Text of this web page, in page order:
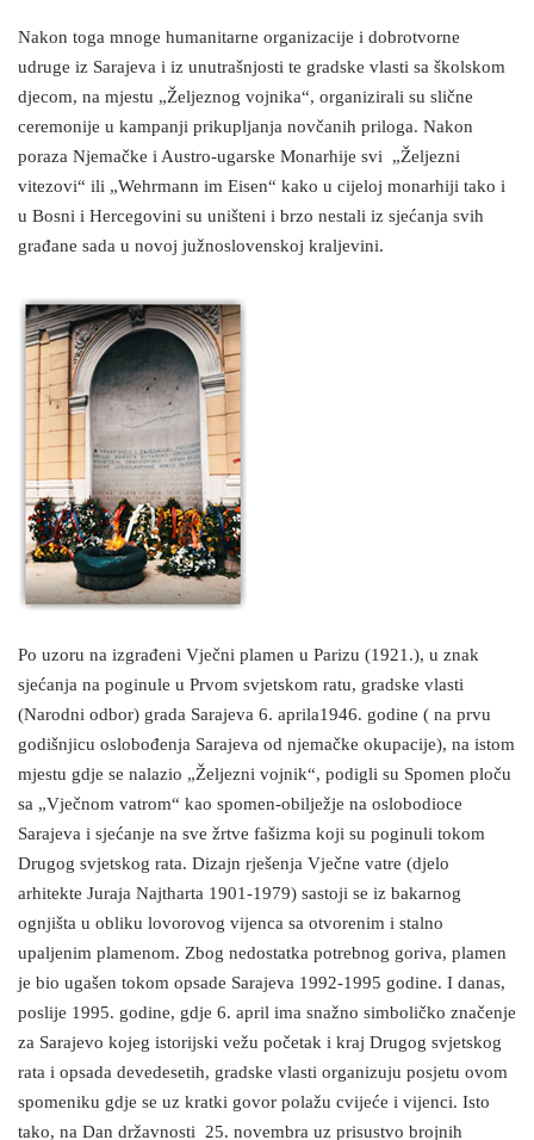
Nakon toga mnoge humanitarne organizacije i dobrotvorne
udruge iz Sarajeva i iz unutrašnjosti te gradske vlasti sa školskom
djecom, na mjestu „Željeznog vojnika“, organizirali su slične
ceremonije u kampanji prikupljanja novčanih priloga. Nakon
poraza Njemačke i Austro-ugarske Monarhije svi „Željezni
vitezovi“ ili „Wehrmann im Eisen“ kako u cijeloj monarhiji tako i
u Bosni i Hercegovini su uništeni i brzo nestali iz sjećanja svih
građane sada u novoj južnoslovenskoj kraljevini.
Po uzoru na izgrađeni Vječni plamen u Parizu (1921.), u znak
sjećanja na poginule u Prvom svjetskom ratu, gradske vlasti
(Narodni odbor) grada Sarajeva 6. aprila1946. godine ( na prvu
godišnjicu oslobođenja Sarajeva od njemačke okupacije), na istom
mjestu gdje se nalazio „Željezni vojnik“, podigli su Spomen ploču
sa „Vječnom vatrom“ kao spomen-obilježje na oslobodioce
Sarajeva i sjećanje na sve žrtve fašizma koji su poginuli tokom
Drugog svjetskog rata. Dizajn rješenja Vječne vatre (djelo
arhitekte Juraja Najtharta 1901-1979) sastoji se iz bakarnog
ognjišta u obliku lovorovog vijenca sa otvorenim i stalno
upaljenim plamenom. Zbog nedostatka potrebnog goriva, plamen
je bio ugašen tokom opsade Sarajeva 1992-1995 godine. I danas,
poslije 1995. godine, gdje 6. april ima snažno simboličko značenje
za Sarajevo kojeg istorijski vežu početak i kraj Drugog svjetskog
rata i opsada devedesetih, gradske vlasti organizuju posjetu ovom
spomeniku gdje se uz kratki govor polažu cvijeće i vijenci. Isto
tako, na Dan državnosti 25. novembra uz prisustvo brojnih